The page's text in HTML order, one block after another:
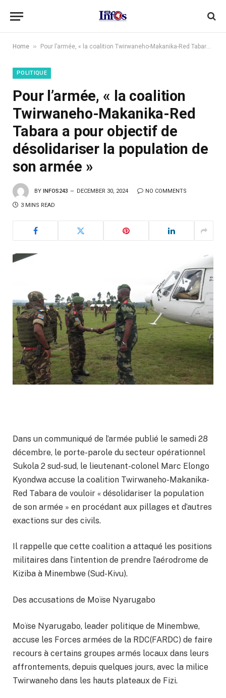
Home » Pour l’armée, « la coalition Twirwaneho-Makanika-Red Tabara a pour objectif de désolidariser la population de son armée »
POLITIQUE
Pour l’armée, « la coalition
Twirwaneho-Makanika-Red
Tabara a pour objectif de
désolidariser la population de
son armée »
BY INFOS243 DECEMBER 30, 2024 NO COMMENTS
3 MINS READ
Dans un communiqué de l’armée publié le samedi 28
décembre, le porte-parole du secteur opérationnel
Sukola 2 sud-sud, le lieutenant-colonel Marc Elongo
Kyondwa accuse la coalition Twirwaneho-Makanika-
Red Tabara de vouloir « désolidariser la population
de son armée » en procédant aux pillages et d’autres
exactions sur des civils.
Il rappelle que cette coalition a attaqué les positions
militaires dans l’intention de prendre l’aérodrome de
Kiziba à Minembwe (Sud-Kivu).
Des accusations de Moïse Nyarugabo
Moïse Nyarugabo, leader politique de Minembwe,
accuse les Forces armées de la RDC(FARDC) de faire
recours à certains groupes armés locaux dans leurs
affrontements, depuis quelques jours, avec la milice
Twirwaneho dans les hauts plateaux de Fizi.